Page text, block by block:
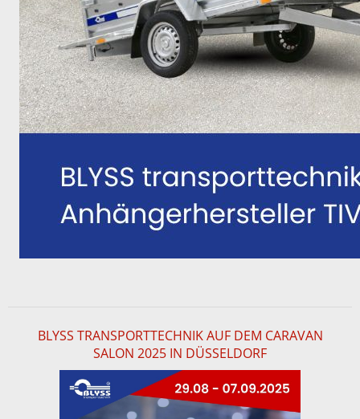
BLYSS TRANSPORTTECHNIK AUF DEM CARAVAN
SALON 2025 IN DÜSSELDORF